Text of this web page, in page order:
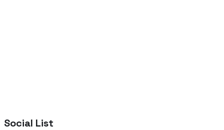
Social List